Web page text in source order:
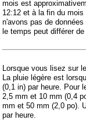
mois est
12:12 et à la fin du
n'avons pas de
le temps peut différer
Lorsque vous lisez sur
La pluie légère est
(0,1 in) par heure. Pour
2,5 mm et 10 mm (0,4
mm et 50 mm (2,0 po).
par heure.